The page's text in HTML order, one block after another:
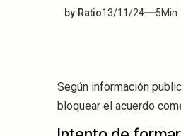
by Ratio13/11/24 5Min
Según información
bloquear el acuerdo